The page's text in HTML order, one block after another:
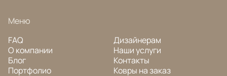
Меню
FAQ
О компании
Блог
Портфолио
Дизайнерам
Наши услуги
Контакты
Ковры на заказ